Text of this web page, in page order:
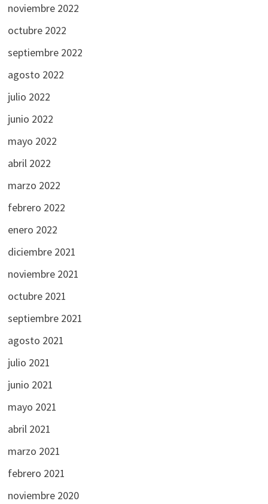
noviembre 2022
octubre 2022
septiembre 2022
agosto 2022
julio 2022
junio 2022
mayo 2022
abril 2022
marzo 2022
febrero 2022
enero 2022
diciembre 2021
noviembre 2021
octubre 2021
septiembre 2021
agosto 2021
julio 2021
junio 2021
mayo 2021
abril 2021
marzo 2021
febrero 2021
noviembre 2020